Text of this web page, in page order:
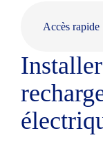
Accès rapide
Agence
Métropole
12-14,
69100